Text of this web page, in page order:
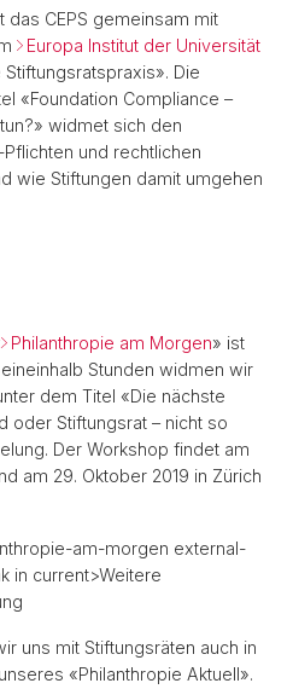
das CEPS gemeinsam mit
Europa Institut der Universität
Die
«Foundation Compliance –
widmet sich den
und rechtlichen
wie Stiftungen damit umgehen
Philanthropie am Morgen» ist
Stunden widmen wir
dem Titel «Die nächste
oder Stiftungsrat – nicht so
Der Workshop findet am
am 29. Oktober 2019 in Zürich
am-morgen external-
in current>Weitere
uns mit Stiftungsräten auch in
«Philanthropie Aktuell».